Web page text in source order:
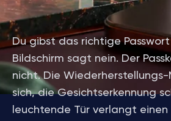
Du gibst das richtige
Bildschirm sagt nein. Der
nicht. Die
sich, die Gesichtserkennung
leuchtende Tür verlangt